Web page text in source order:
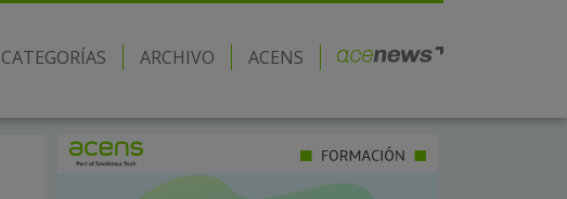
CATEGORÍAS ARCHIVO ACENS